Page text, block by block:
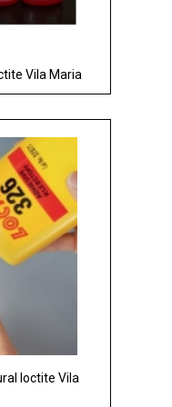
Vila Maria
loctite Vila